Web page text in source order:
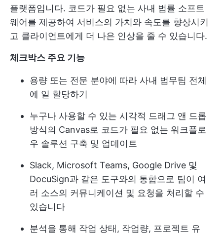
플랫폼입니다. 코드가 필요 없는 사내 법률 소프트
웨어를 제공하여 서비스의 가치와 속도를 향상시키
고 클라이언트에게 더 나은 인상을 줄 수 있습니다.
체크박스 주요 기능
용량 또는 전문 분야에 따라 사내 법무팀 전체
에 일 할당하기
누구나 사용할 수 있는 시각적 드래그 앤 드롭
방식의 Canvas로 코드가 필요 없는 워크플로
우 솔루션 구축 및 업데이트
Slack, Microsoft Teams, Google Drive 및
DocuSign과 같은 도구와의 통합으로 팀이 여
러 소스의 커뮤니케이션 및 요청을 처리할 수
있습니다
분석을 통해 작업 상태, 작업량, 프로젝트 유